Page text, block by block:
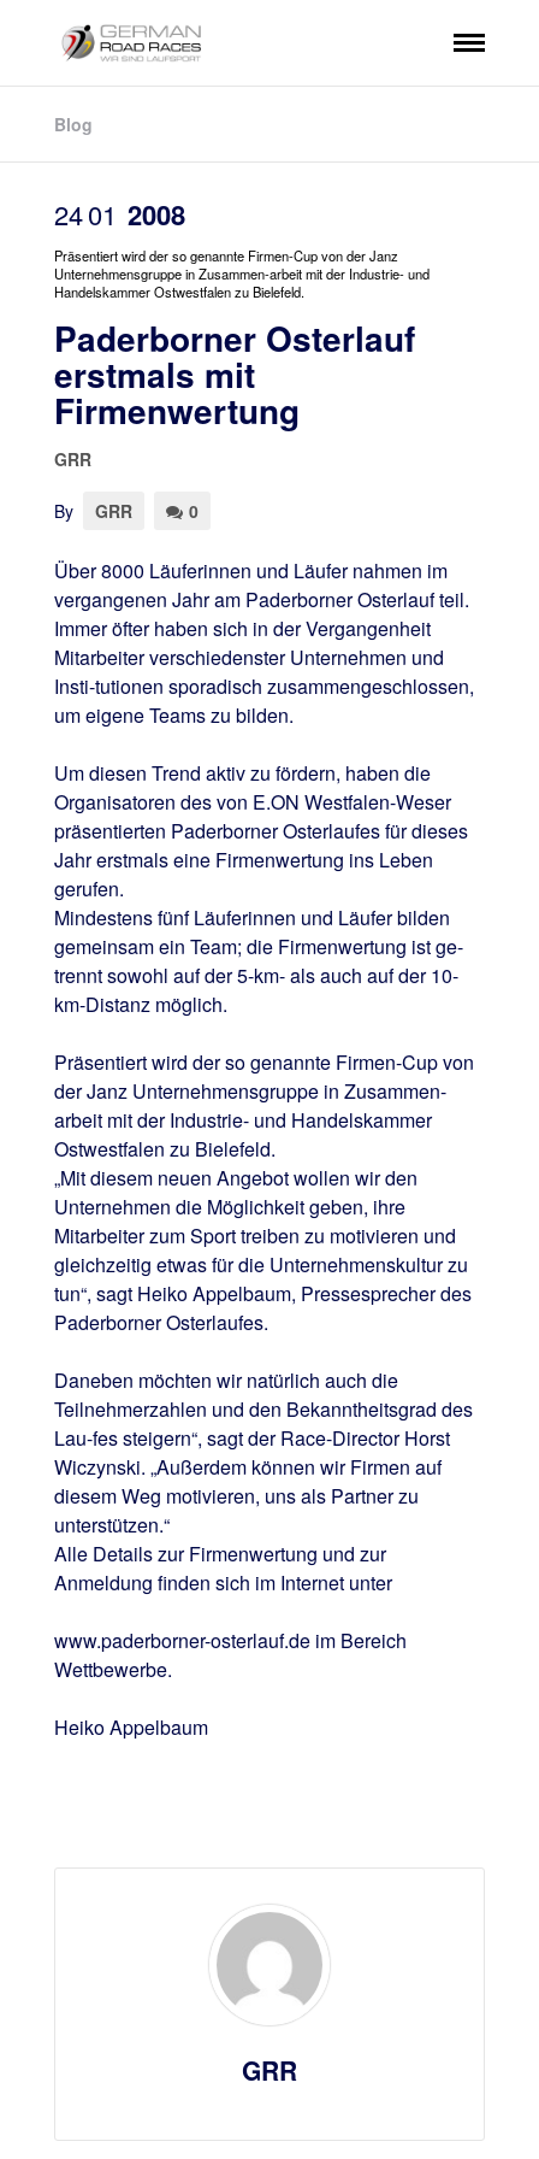
Blog
2401 2008
Präsentiert wird der so genannte Firmen-Cup von der Janz
Unternehmensgruppe in Zusammen-arbeit mit der Industrie- und
Handelskammer Ostwestfalen zu Bielefeld.
Paderborner Osterlauf
erstmals mit
Firmenwertung
GRR
By GRR 0
Über 8000 Läuferinnen und Läufer nahmen im
vergangenen Jahr am Paderborner Osterlauf teil.
Immer öfter haben sich in der Vergangenheit
Mitarbeiter verschiedenster Unternehmen und
Insti-tutionen sporadisch zusammengeschlossen,
um eigene Teams zu bilden.
Um diesen Trend aktiv zu fördern, haben die
Organisatoren des von E.ON Westfalen-Weser
präsentierten Paderborner Osterlaufes für dieses
Jahr erstmals eine Firmenwertung ins Leben
gerufen.
Mindestens fünf Läuferinnen und Läufer bilden
gemeinsam ein Team; die Firmenwertung ist ge-
trennt sowohl auf der 5-km- als auch auf der 10-
km-Distanz möglich.
Präsentiert wird der so genannte Firmen-Cup von
der Janz Unternehmensgruppe in Zusammen-
arbeit mit der Industrie- und Handelskammer
Ostwestfalen zu Bielefeld.
„Mit diesem neuen Angebot wollen wir den
Unternehmen die Möglichkeit geben, ihre
Mitarbeiter zum Sport treiben zu motivieren und
gleichzeitig etwas für die Unternehmenskultur zu
tun“, sagt Heiko Appelbaum, Pressesprecher des
Paderborner Osterlaufes.
Daneben möchten wir natürlich auch die
Teilnehmerzahlen und den Bekanntheitsgrad des
Lau-fes steigern“, sagt der Race-Director Horst
Wiczynski. „Außerdem können wir Firmen auf
diesem Weg motivieren, uns als Partner zu
unterstützen.“
Alle Details zur Firmenwertung und zur
Anmeldung finden sich im Internet unter
www.paderborner-osterlauf.de im Bereich
Wettbewerbe.
Heiko Appelbaum
GRR